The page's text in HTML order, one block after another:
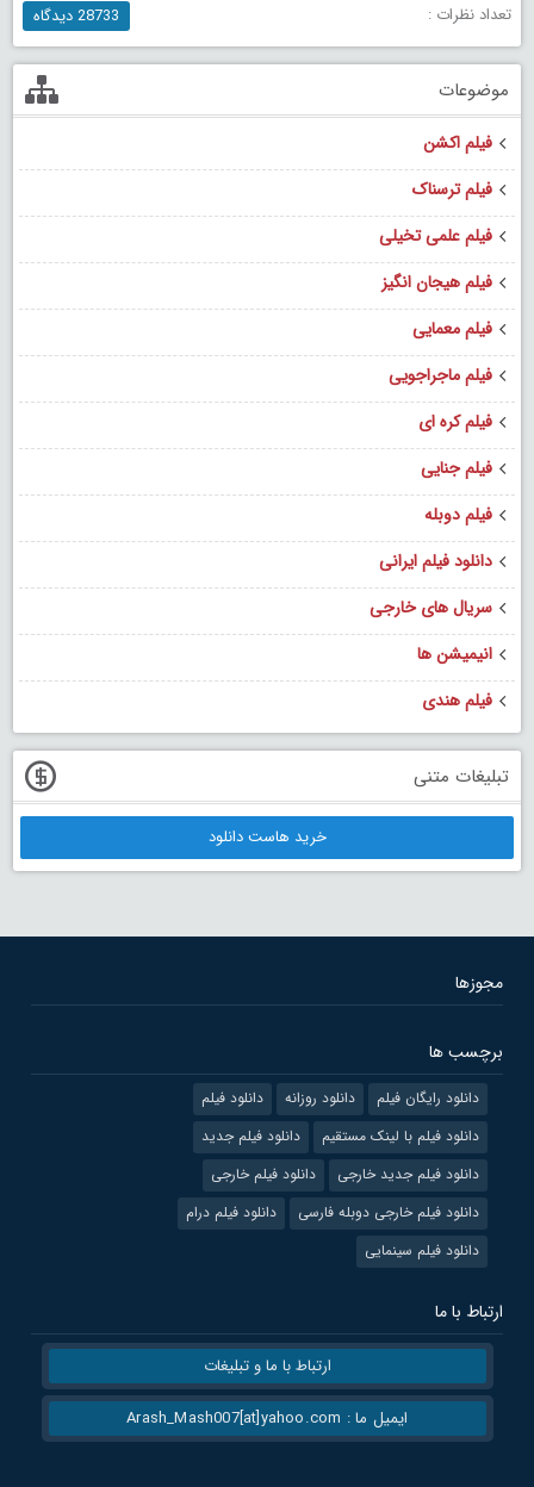
تعداد نظرات :
28733 دیدگاه
موضوعات
فیلم اکشن
فیلم ترسناک
فیلم علمی تخیلی
فیلم هیجان انگیز
فیلم معمایی
فیلم ماجراجویی
فیلم کره ای
فیلم جنایی
فیلم دوبله
دانلود فیلم ایرانی
سریال های خارجی
انیمیشن ها
فیلم هندی
تبلیغات متنی
خرید هاست دانلود
مجوزها
برچسب ها
دانلود رایگان فیلم دانلود روزانه
دانلود فیلم
دانلود فیلم با لینک مستقیم
دانلود فیلم جدید
دانلود فیلم جدید خارجی
دانلود فیلم خارجی
دانلود فیلم خارجی دوبله فارسی
دانلود فیلم درام
دانلود فیلم سینمایی
ارتباط با ما
ارتباط با ما و تبلیغات
ایمیل ما : Arash_Mash007[at]yahoo.com